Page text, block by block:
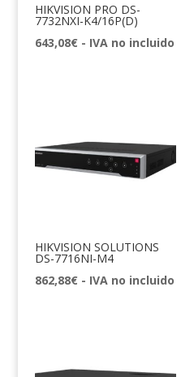
HIKVISION PRO DS-
7732NXI-K4/16P(D)
643,08€ - IVA no incluido
HIKVISION SOLUTIONS
DS-7716NI-M4
862,88€ - IVA no incluido